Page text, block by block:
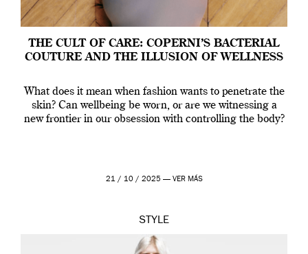
THE CULT OF CARE: COPERNI’S BACTERIAL
COUTURE AND THE ILLUSION OF WELLNESS
What does it mean when fashion wants to penetrate the
skin? Can wellbeing be worn, or are we witnessing a
new frontier in our obsession with controlling the body?
21 / 10 / 2025 — VER MÁS
STYLE